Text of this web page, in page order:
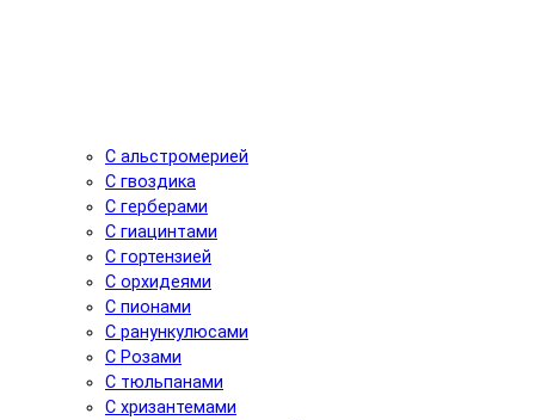
С альстромерией
С гвоздика
С герберами
С гиацинтами
С гортензией
С орхидеями
С пионами
С ранункулюсами
С Розами
С тюльпанами
С хризантемами